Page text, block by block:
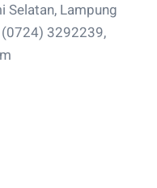
Selatan, Lampung
(0724) 3292239,